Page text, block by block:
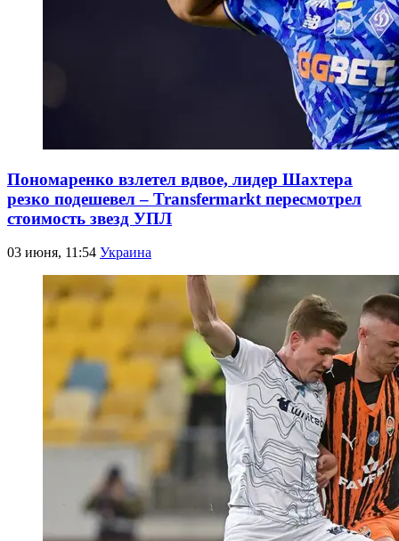
Пономаренко взлетел вдвое, лидер Шахтера
резко подешевел – Transfermarkt пересмотрел
стоимость звезд УПЛ
03 июня, 11:54 Украина